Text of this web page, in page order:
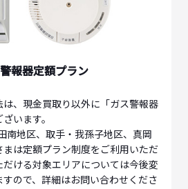
報器定額プラン
、現金買取り以外に「ガス警報器
います。
南地区、取手・我孫子地区、真岡
は定額プラン制度をご利用いただ
ける対象エリアについては今後変
ので、詳細はお問い合わせくださ